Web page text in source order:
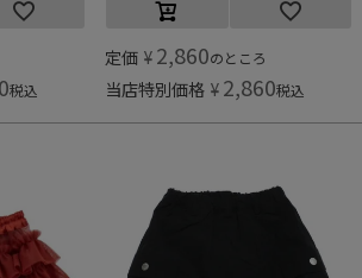
税込
定価 ¥ 2,860のところ
当店特別価格 ¥ 2,860税込